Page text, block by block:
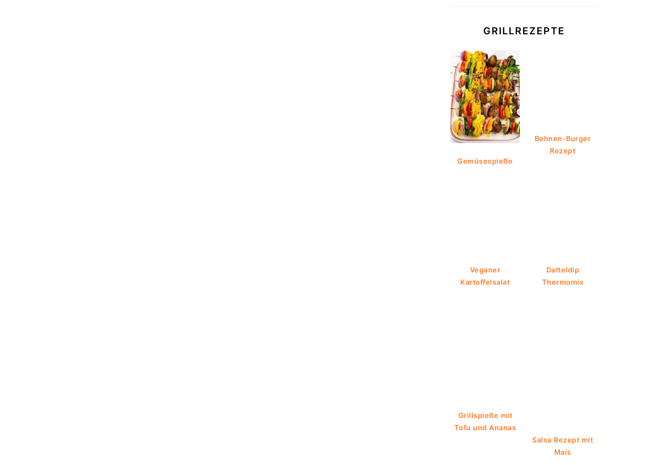
GRILLREZEPTE
Gemüsespieße
Bohnen-Burger
Rezept
Veganer
Kartoffelsalat
Datteldip
Thermomix
Grillspieße mit
Tofu und Ananas
Salsa Rezept mit
Mais